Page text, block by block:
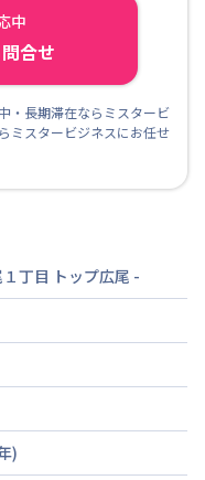
中
合せ
・長期滞在ならミスタービ
ミスタービジネスにお任せ
丁目 トップ広尾 -
)